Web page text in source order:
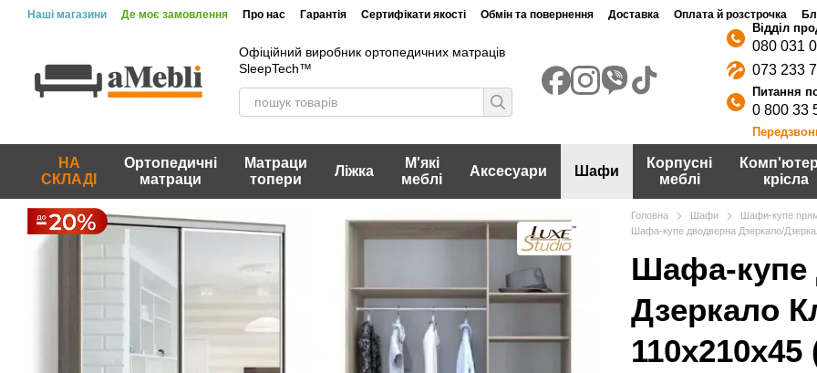
Перейти до основного контенту
Наші магазини Де моє замовлення Про нас Гарантія Сертифікати якості Обмін та повернення Доставка Оплата й розстрочка
Офіційний виробник ортопедичних матраців
SleepTech™
080 031
073 233
0 800 33
НА
СКЛАДІ
Ортопедичні
матраци
Матраци
топери
Ліжка
М'які
меблі
Аксесуари Шафи
Корпусні
меблі
крісла
Головна Шафи
Шафи-купе
Шафа-купе дводверна Дзеркало/
Шафа-купе
Дзеркало